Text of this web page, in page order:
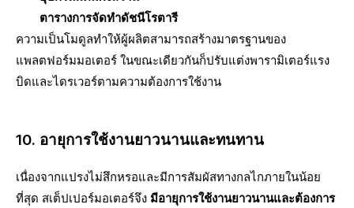
ตารางการจัดทำดัชนีโรตารี
ความเป็นโมดูลทำให้ผู้ผลิตสามารถสร้างมาตรฐานของ
แพลตฟอร์มมอเตอร์ ในขณะเดียวกันก็ปรับแต่งพารามิเตอร์แรง
บิดและไดรเวอร์ตามความต้องการใช้งาน
10. อายุการใช้งานยาวนานและทนทาน
เนื่องจากแปรงไม่สึกหรอและมีการสัมผัสทางกลไกภายในน้อย
ที่สุด สเต็ปเปอร์มอเตอร์จึง มีอายุการใช้งานยาวนานและต้องการ